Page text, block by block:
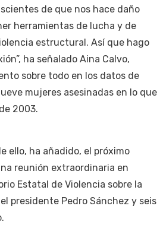
de que nos hace daño
herramientas de lucha y de
estructural. Así que hago
ha señalado Aina Calvo,
sobre todo en los datos de
mujeres asesinadas en lo que
2003.
ello, ha añadido, el próximo
reunión extraordinaria en
Estatal de Violencia sobre la
presidente Pedro Sánchez y seis